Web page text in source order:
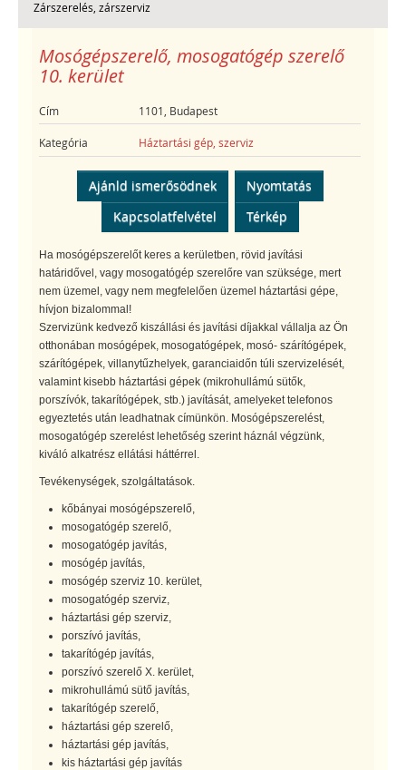
Zárszerelés, zárszerviz
Mosógépszerelő, mosogatógép szerelő
10. kerület
Cím 1101, Budapest
Kategória Háztartási gép, szerviz
Ajánld ismerősödnek
Nyomtatás
Kapcsolatfelvétel
Térkép
Ha mosógépszerelőt keres a kerületben, rövid javítási
határidővel, vagy mosogatógép szerelőre van szüksége, mert
nem üzemel, vagy nem megfelelően üzemel háztartási gépe,
hívjon bizalommal!
Szervizünk kedvező kiszállási és javítási díjakkal vállalja az Ön
otthonában mosógépek, mosogatógépek, mosó- szárítógépek,
szárítógépek, villanytűzhelyek, garanciaidőn túli szervizelését,
valamint kisebb háztartási gépek (mikrohullámú sütők,
porszívók, takarítógépek, stb.) javítását, amelyeket telefonos
egyeztetés után leadhatnak címünkön. Mosógépszerelést,
mosogatógép szerelést lehetőség szerint háznál végzünk,
kiváló alkatrész ellátási háttérrel.
Tevékenységek, szolgáltatások.
kőbányai mosógépszerelő,
mosogatógép szerelő,
mosogatógép javítás,
mosógép javítás,
mosógép szerviz 10. kerület,
mosogatógép szerviz,
háztartási gép szerviz,
porszívó javítás,
takarítógép javítás,
porszívó szerelő X. kerület,
mikrohullámú sütő javítás,
takarítógép szerelő,
háztartási gép szerelő,
háztartási gép javítás,
kis háztartási gép javítás